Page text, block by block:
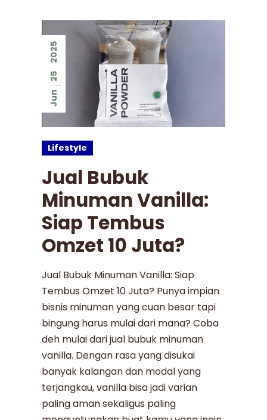
Jun
25
2025
Lifestyle
Jual Bubuk
Minuman Vanilla:
Siap Tembus
Omzet 10 Juta?
Jual Bubuk Minuman Vanilla: Siap
Tembus Omzet 10 Juta? Punya impian
bisnis minuman yang cuan besar tapi
bingung harus mulai dari mana? Coba
deh mulai dari jual bubuk minuman
vanilla. Dengan rasa yang disukai
banyak kalangan dan modal yang
terjangkau, vanilla bisa jadi varian
paling aman sekaligus paling